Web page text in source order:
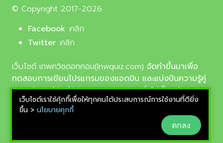
© Copyright 2017-2026
Facebook :คลิก
Twitter :คลิก
เว็บไซต์ เทพควิชดอทคอม(lnwquiz.com) จัดทำขึ้นมาเพื่อ
ทดสอบการเขียนโปรแกรมของแอดมิน และแบ่งปันความรู้คู่
ความบันเทิงให้แก่น้อง ๆ ตลอดจนบุคลทั่วไปเป็นหลัก,
รูปภาพที่นำมาใช้ประกอบบทความเป็นรูปภาพจากเว็บ
pixabay.com และunsplash.com ซึ่งเป็นเว็บแจกรูปฟรี
ลิขสิทธิ์แบบ CC0 ที่ช่างภาพจากทั่วโลกอัพโหลดไว้ให้
สามารถนำมาใช้ฟรีได้
เว็บไซต์เราใช้คุ้กกี้เพื่อให้ทุกคนได้ประสบการณ์การใช้งานที่ดียิ่ง
ขึ้น > นโยบายคุกกี้
ตกลง